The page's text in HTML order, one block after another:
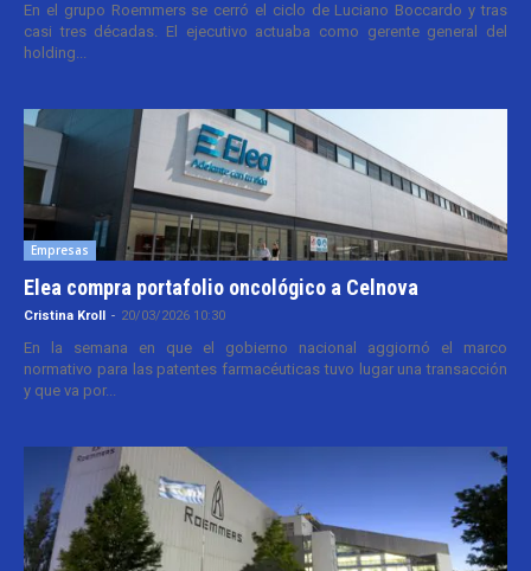
En el grupo Roemmers se cerró el ciclo de Luciano Boccardo y tras
casi tres décadas. El ejecutivo actuaba como gerente general del
holding...
Empresas
Elea compra portafolio oncológico a Celnova
Cristina Kroll - 20/03/2026 10:30
En la semana en que el gobierno nacional aggiornó el marco
normativo para las patentes farmacéuticas tuvo lugar una transacción
y que va por...